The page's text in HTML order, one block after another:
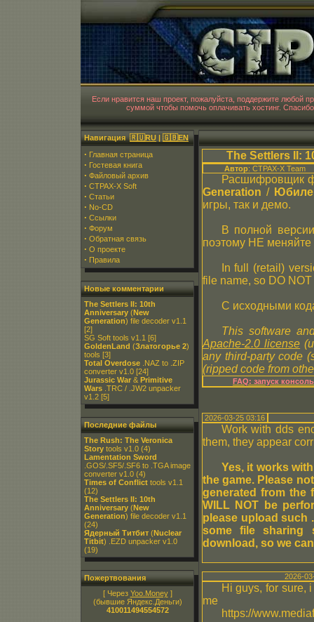
Если нравится наш проект, пожалуйста, поддержите любой
суммой чтобы помочь оплачивать хостинг.
Навигация🇷🇺RU | 🇬🇧EN
· Главная страница
· Гостевая книга
· Файловый архив
· CTPAX-X Soft
· Статьи
· No-CD
· Ссылки
· Форум
· Обратная связь
· О проекте
· Правила
Новые комментарии
The Settlers II: 10th
Anniversary (New
Generation) file decoder v1.1
[2]
SG Soft tools v1.1 [6]
GoldenLand (Златогорье 2)
tools [3]
Total Overdose .NAZ to .ZIP
converter v1.0 [24]
Jurassic War & Primitive
Wars .TRC / .JW2 unpacker
v1.2 [5]
Последние файлы
The Rush: The Veronica
Story tools v1.0 (4)
Lamentation Sword
.GOS/.SF5/.SF6 to .TGA image
converter v1.0 (4)
Times of Conflict tools v1.1
(12)
The Settlers II: 10th
Anniversary (New
Generation) file decoder v1.1
(24)
Ядерный Титбит (Nuclear
Titbit) .EZD unpacker v1.0
(19)
Пожертвования
[ Через Yoo.Money]
(бывшие Яндекс.Деньги)
410011494554572
The Settlers II:
Автор: CTPAX-X Team
Расшифровщик
Generation /
игры, так и демо.
В полной
поэтому НЕ
In full (retail)
file name, so DO
С исходными
This software
Apache-2.0 license
any third-party code
(ripped code from
FAQ: запуск
2026-03-25 03:16
Work with dds
them, they appear
Yes, it works
the game. Please
generated from the
WILL NOT be
please upload such
some file sharing
download, so we
2026-
Hi guys, for sure,
me
https://